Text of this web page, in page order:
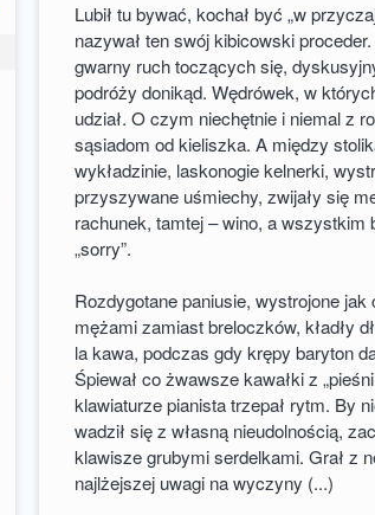
Lubił tu bywać, kochał być „w
nazywał ten swój kibicowski
gwarny ruch toczących się,
podróży donikąd. Wędrówek, w
udział. O czym niechętnie i niemal z
sąsiadom od kieliszka. A między
wykładzinie, laskonogie kelnerki,
przyszywane uśmiechy, zwijały się
rachunek, tamtej – wino, a wszystkim
„sorry”.
Rozdygotane paniusie, wystrojone
mężami zamiast breloczków, kładły
la kawa, podczas gdy krępy baryton
Śpiewał co żwawsze kawałki z
klawiaturze pianista trzepał rytm. By
wadził się z własną nieudolnością,
klawisze grubymi serdelkami. Grał z
najlżejszej uwagi na wyczyny (...)